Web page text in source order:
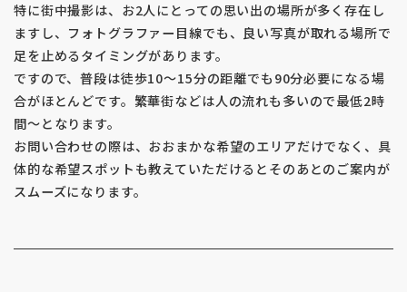
特に街中撮影は、お2人にとっての思い出の場所が多く存在し
ますし、フォトグラファー目線でも、良い写真が取れる場所で
足を止めるタイミングがあります。
ですので、普段は徒歩10〜15分の距離でも90分必要になる場
合がほとんどです。繁華街などは人の流れも多いので最低2時
間〜となります。
お問い合わせの際は、おおまかな希望のエリアだけでなく、具
体的な希望スポットも教えていただけるとそのあとのご案内が
スムーズになります。